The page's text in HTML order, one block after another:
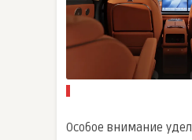
Особое внимание